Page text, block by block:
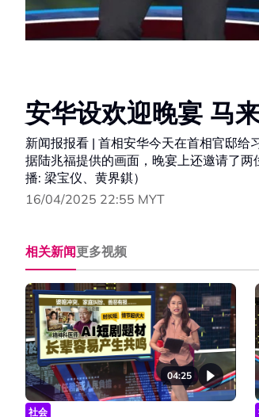
安华设欢迎晚宴 马
新闻报报看 | 首相安华今天在首相官邸
据陆兆福提供的画面，晚宴上还邀请了两
播: 梁宝仪、黄界錤）
16/04/2025 22:55 MYT
相关新闻更多视频
04:25
社会